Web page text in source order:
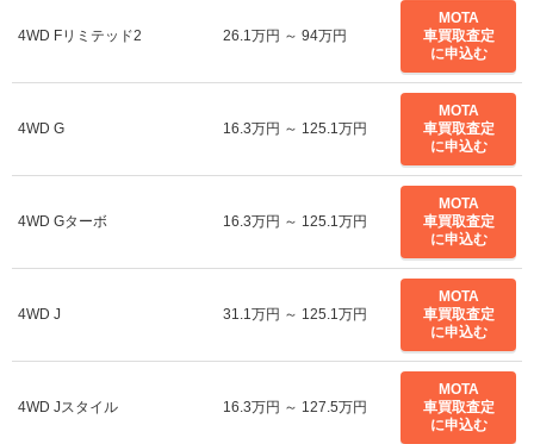
4WD Fリミテッド2 26.1万円 ～ 94万円
MOTA
車買取査定
に申込む
4WD G 16.3万円 ～ 125.1万円
MOTA
車買取査定
に申込む
4WD Gターボ 16.3万円 ～ 125.1万円
MOTA
車買取査定
に申込む
4WD J 31.1万円 ～ 125.1万円
MOTA
車買取査定
に申込む
4WD Jスタイル 16.3万円 ～ 127.5万円
MOTA
車買取査定
に申込む